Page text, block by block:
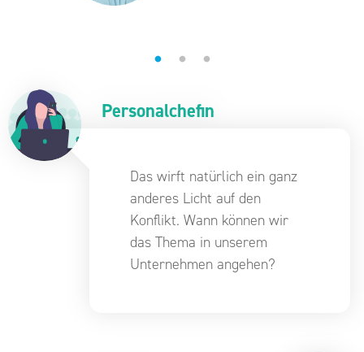
Personalchefin
Das wirft natürlich ein ganz
anderes Licht auf den
Konflikt. Wann können wir
das Thema in unserem
Unternehmen angehen?